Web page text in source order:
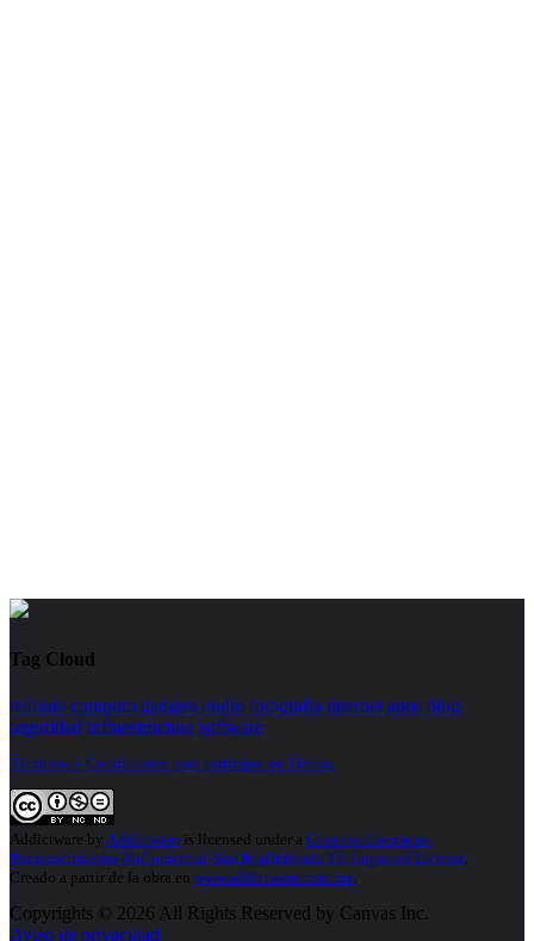
Tag Cloud
telfonia computo gadgets audio fotografia internet apps blog
seguridad infraestructura software
Términos y Condiciones para participar en Trivias.
Addictware by Addictware is licensed under a Creative Commons
Reconocimiento-NoComercial-SinObraDerivada 3.0 Unported License
Creado a partir de la obra en www.addictware.com.mx
Copyrights © 2026 All Rights Reserved by Canvas Inc.
Aviso de privacidad